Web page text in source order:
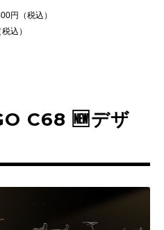
円（税込）
込）
C68 🆕デザ